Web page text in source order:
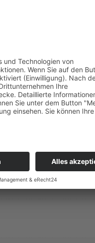
variieren!
bei Ihnen an.